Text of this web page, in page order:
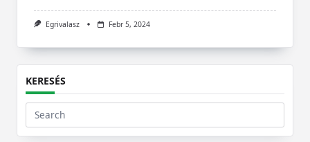
Egrivalasz Febr 5, 2024
KERESÉS
Search
for: